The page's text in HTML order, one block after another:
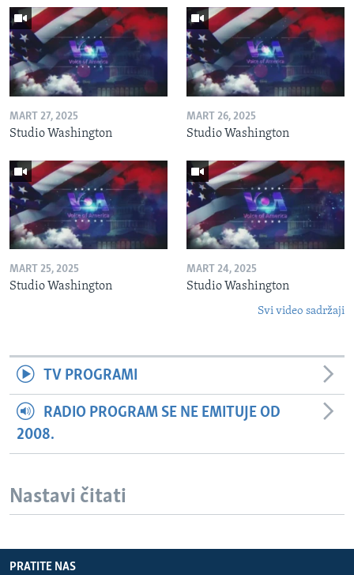
MART 27, 2025
Studio Washington
MART 26, 2025
Studio Washington
MART 25, 2025
Studio Washington
MART 24, 2025
Studio Washington
Svi video sadržaji
TV PROGRAMI
RADIO PROGRAM SE NE EMITUJE OD
2008.
Nastavi čitati
PRATITE NAS